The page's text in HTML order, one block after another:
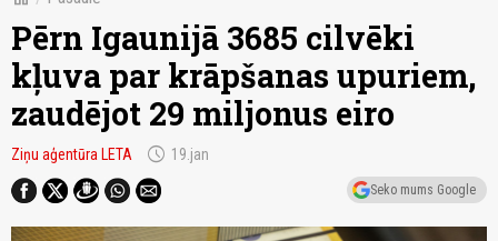
Pērn Igaunijā 3685 cilvēki
kļuva par krāpšanas upuriem,
zaudējot 29 miljonus eiro
Ziņu aģentūra LETA schedule 19.jan
Seko mums Google